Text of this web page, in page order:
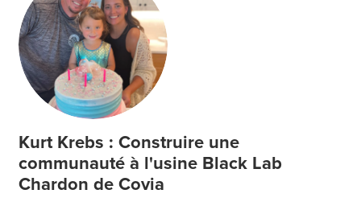
Kurt Krebs : Construire une
communauté à l'usine Black Lab
Chardon de Covia